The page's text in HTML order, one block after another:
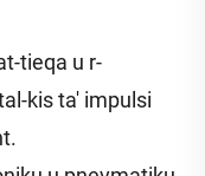
tieqa u r-
kis ta' impulsi